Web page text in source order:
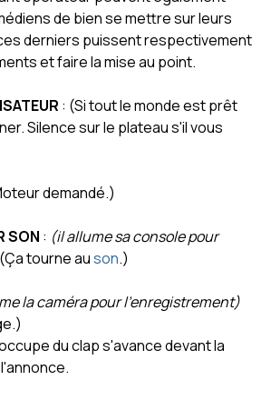
de bien se mettre sur leurs
derniers puissent respectivement
et faire la mise au point.
: (Si tout le monde est prêt
Silence sur le plateau s'il vous
demandé.)
SON : (il allume sa console pour
(Ça tourne auson.)
la caméra pour l'enregistrement)
du clap s'avance devant la